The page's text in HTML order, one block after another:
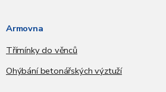
Armovna
Třímínky do věnců
Ohýbání betonářských výztuží